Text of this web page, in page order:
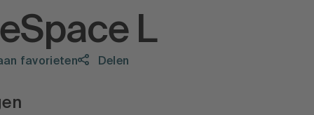
L
favorieten Delen